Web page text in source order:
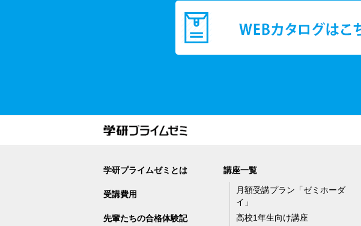
学研プライムゼミとは
受講費用
先輩たちの合格体験記
講座一覧
月額受講プラン「ゼミホーダ
イ」
高校1年生向け講座